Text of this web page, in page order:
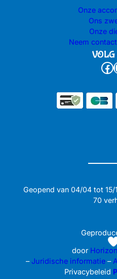
Onze
Ons
Onze
Neem
Facebook
Geopend van 04/04 tot 15/
70
door
–Juridische informatie –
Privacybeleid